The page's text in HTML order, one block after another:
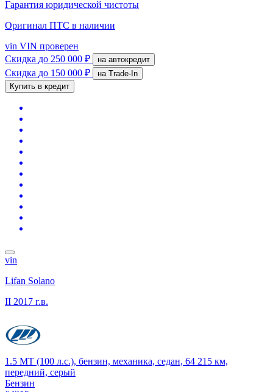
Гарантия юридической чистоты
Оригинал ПТС в наличии
vin VIN проверен
Скидка до 250 000 ₽ на автокредит
Скидка до 150 000 ₽
на Trade-In
Купить в кредит
vin
Lifan Solano
II 2017 г.в.
1.5 MT (100 л.с.), бензин, механика, седан, 64 215 км,
передний, серый
Бензин